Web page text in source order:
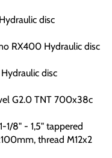
disc
RX400 Hydraulic disc
disc
G2.0 TNT 700x38c
1/8" - 1,5" tappered
thread M12x2